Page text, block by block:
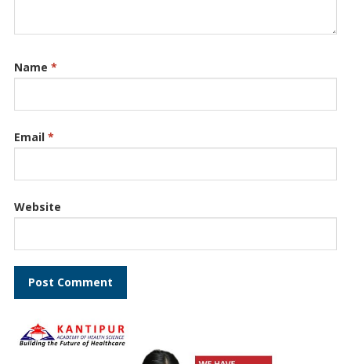
Name *
Email *
Website